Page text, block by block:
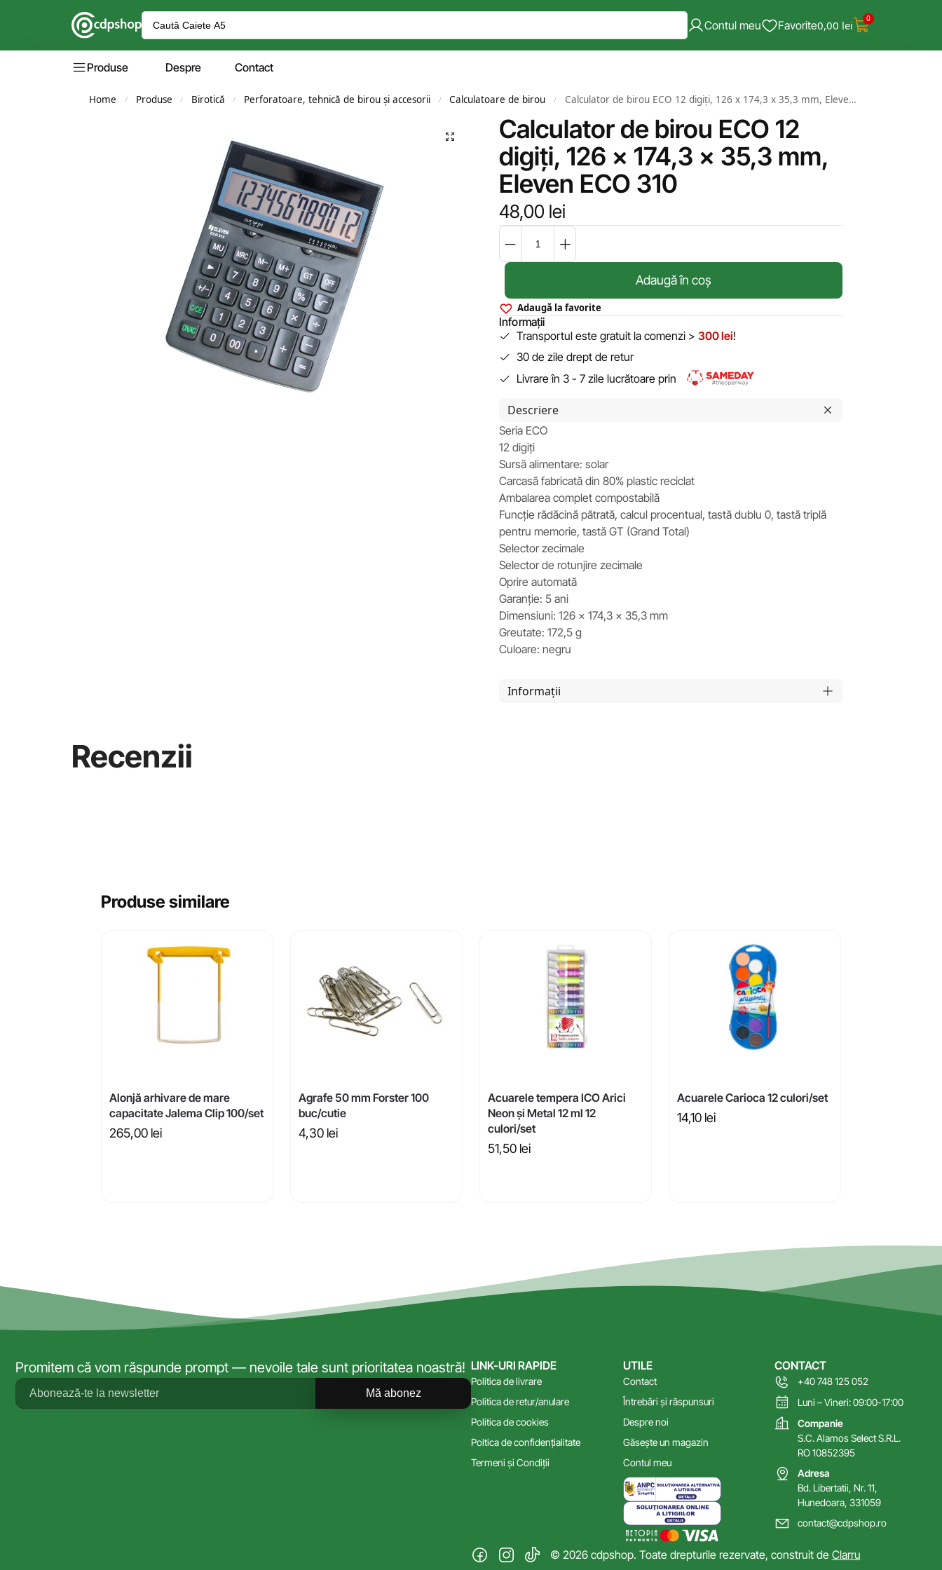
Contul meu Favorite0,00 lei 0
Produse Despre Contact
Home / Produse / Birotică / Perforatoare, tehnică de birou și accesorii / Calculatoare de birou / Calculator de birou ECO 12 digiți, 126 x 174,3 x 35,3 mm, Eleven ECO 310
Calculator de birou ECO 12
digiți, 126 x 174,3 x 35,3 mm,
Eleven ECO 310
48,00 lei
Adaugă în coș
Adaugă la favorite
Informații
Transportul este gratuit la comenzi > 300 lei!
30 de zile drept de retur
Livrare în 3 - 7 zile lucrătoare prin
Descriere
Seria ECO
12 digiți
Sursă alimentare: solar
Carcasă fabricată din 80% plastic reciclat
Ambalarea complet compostabilă
Funcție rădăcină pătrată, calcul procentual, tastă dublu 0, tastă triplă
pentru memorie, tastă GT (Grand Total)
Selector zecimale
Selector de rotunjire zecimale
Oprire automată
Garanție: 5 ani
Dimensiuni: 126 x 174,3 x 35,3 mm
Greutate: 172,5 g
Culoare: negru
Informații
Recenzii
Produse similare
Alonjă arhivare de mare
capacitate Jalema Clip 100/set
265,00 lei
Agrafe 50 mm Forster 100
buc/cutie
4,30 lei
Acuarele tempera ICO Arici
Neon și Metal 12 ml 12
culori/set
51,50 lei
Acuarele Carioca 12 culori/set
14,10 lei
Promitem că vom răspunde prompt — nevoile tale sunt prioritatea noastră!
Mă abonez
LINK-URI RAPIDE
Politica de livrare
Politica de retur/anulare
Politica de cookies
Poltica de confidențialitate
Termeni și Condiții
UTILE
Contact
Întrebări și răspunsuri
Despre noi
Găsește un magazin
Contul meu
CONTACT
+40 748 125 052
Luni – Vineri: 09:00-17:00
Companie
S.C. Alamos Select S.R.L.
RO 10852395
Adresa
Bd. Libertatii, Nr. 11,
Hunedoara, 331059
contact@cdpshop.ro
© 2026 cdpshop. Toate drepturile rezervate, construit de Clarru